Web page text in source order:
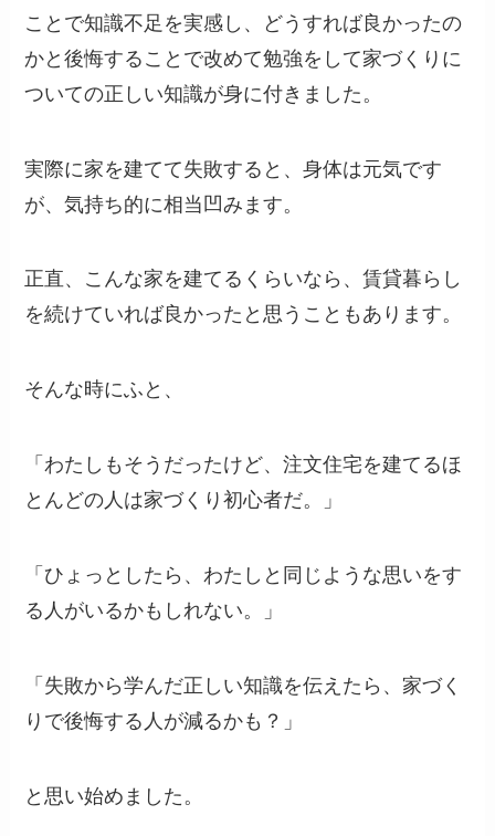
ことで知識不足を実感し、どうすれば良かったの
かと後悔することで改めて勉強をして家づくりに
ついての正しい知識が身に付きました。
実際に家を建てて失敗すると、身体は元気です
が、気持ち的に相当凹みます。
正直、こんな家を建てるくらいなら、賃貸暮らし
を続けていれば良かったと思うこともあります。
そんな時にふと、
「わたしもそうだったけど、注文住宅を建てるほ
とんどの人は家づくり初心者だ。」
「ひょっとしたら、わたしと同じような思いをす
る人がいるかもしれない。」
「失敗から学んだ正しい知識を伝えたら、家づく
りで後悔する人が減るかも？」
と思い始めました。